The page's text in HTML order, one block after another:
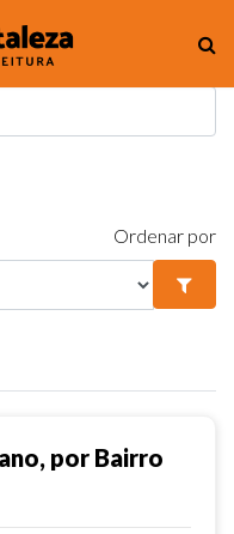
Ordenar por
por Bairro